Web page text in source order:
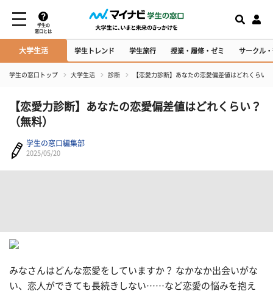
学生の
窓口とは
大学生活 学生トレンド 学生旅行 授業・履修・ゼミ サークル
学生の窓口トップ 大学生活 診断 【恋愛力診断】あなたの恋愛偏差値はどれくらい
【恋愛力診断】あなたの恋愛偏差値はどれくらい？
（無料）
学生の窓口編集部
2025/05/20
みなさんはどんな恋愛をしていますか？ なかなか出会いがな
い、恋人ができても長続きしない……など恋愛の悩みを抱え